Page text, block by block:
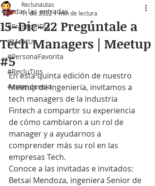
Todas las entradas
#FrasedelDía
#MeetUp
#PersonaFavorita
#RecluTips
#estendencia
15-Dic-22 Pregúntale a
Tech Managers | Meetup
#5
Reclunautas
11 dic 20221 min de lectura
En esta quinta edición de nuestro
Meetup de Ingeniería, invitamos a
tech managers de la industria
Fintech a compartir su experiencia
de cómo cambiaron a un rol de
manager y a ayudarnos a
comprender más su rol en las
empresas Tech.
Conoce a las invitadas e invitados:
Betsai Mendoza, ingeniera Senior de